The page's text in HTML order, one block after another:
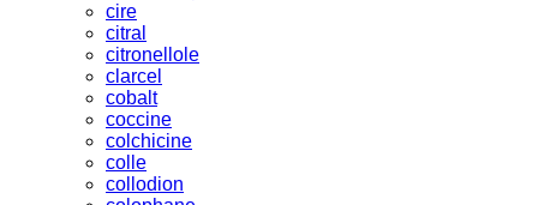
cire
citral
citronellole
clarcel
cobalt
coccine
colchicine
colle
collodion